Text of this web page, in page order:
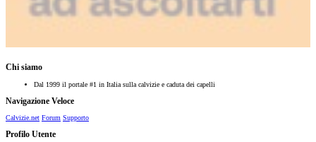
Chi siamo
Dal 1999 il portale #1 in Italia sulla calvizie e caduta dei capelli
Navigazione Veloce
Calvizie.net Forum Supporto
Profilo Utente